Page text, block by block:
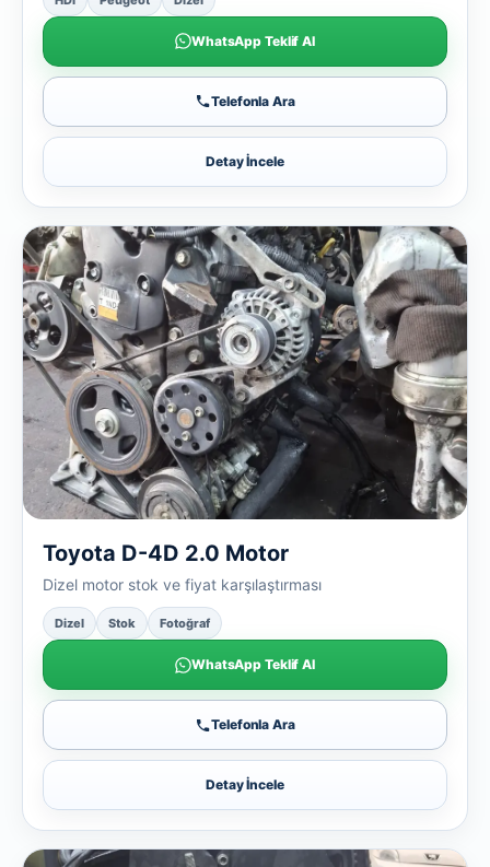
WhatsApp Teklif Al
Telefonla Ara
Detay İncele
Toyota D-4D 2.0 Motor
Dizel motor stok ve fiyat karşılaştırması
Dizel Stok Fotoğraf
WhatsApp Teklif Al
Telefonla Ara
Detay İncele